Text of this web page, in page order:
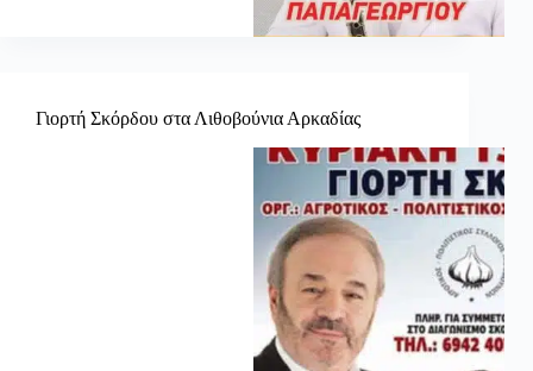
Γιορτή Σκόρδου στα Λιθοβούνια Αρκαδίας